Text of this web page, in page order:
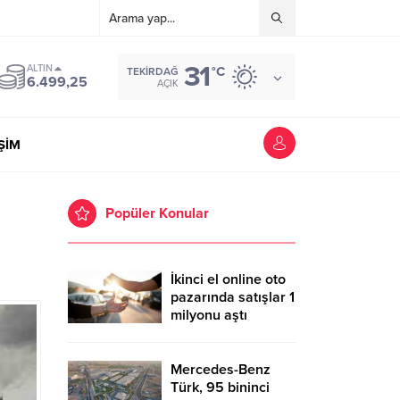
ALTIN
6.499,25
TEKIRDAĞ
AÇIK 31°C
Popüler Konular
İkinci el online oto
pazarında satışlar 1
milyonu aştı
Mercedes-Benz
Türk, 95 bininci